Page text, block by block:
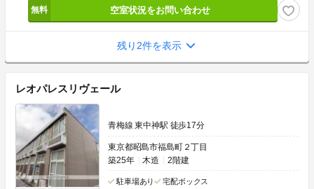
空室状況をお問い合わせ
残り2件を表示
レオパレスリヴェール
青梅線 東中神駅 徒歩17分
東京都昭島市福島町２丁目
築25年
木造 2階建
駐車場あり 宅配ボックス